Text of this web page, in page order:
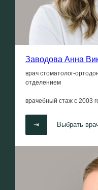
Заводова Анна
врач стоматолог-
отделением
врачебный стаж с 2003
⇥ Выбрать